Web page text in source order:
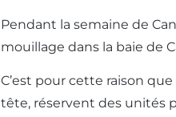
Pendant la semaine de
mouillage dans la baie de
C’est pour cette raison
tête, réservent des unités